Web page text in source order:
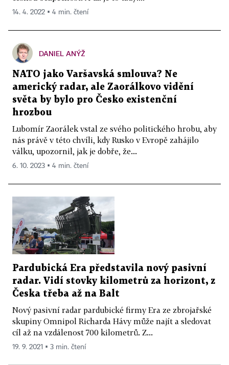
14. 4. 2022 ▪ 4 min. čtení
DANIEL ANÝŽ
NATO jako Varšavská smlouva? Ne
americký radar, ale Zaorálkovo vidění
světa by bylo pro Česko existenční
hrozbou
Lubomír Zaorálek vstal ze svého politického hrobu, aby
nás právě v této chvíli, kdy Rusko v Evropě zahájilo
válku, upozornil, jak je dobře, že...
6. 10. 2023 ▪ 4 min. čtení
Pardubická Era představila nový pasivní
radar. Vidí stovky kilometrů za horizont, z
Česka třeba až na Balt
Nový pasivní radar pardubické firmy Era ze zbrojařské
skupiny Omnipol Richarda Hávy může najít a sledovat
cíl až na vzdálenost 700 kilometrů. Z...
19. 9. 2021 ▪ 3 min. čtení